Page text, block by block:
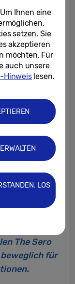
sie einen
Nutzung
seines
digitale
für ein
ein äußerst
sorgt, sehr
seinem
eine
Design und
„Der
wie ein
The Sero
für
Ihnen eine
setzen. Sie
akzeptieren
möchten. Für
auch unsere
Hinweislesen.
LOS